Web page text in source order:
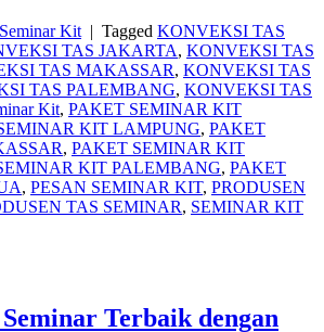
Kit | Tagged KONVEKSI TAS
TAS JAKARTA, KONVEKSI TAS
TAS MAKASSAR, KONVEKSI TAS
TAS PALEMBANG, KONVEKSI TAS
Kit, PAKET SEMINAR KIT
KIT LAMPUNG, PAKET
, PAKET SEMINAR KIT
KIT PALEMBANG, PAKET
, PESAN SEMINAR KIT, PRODUSEN
TAS SEMINAR, SEMINAR KIT
Terbaik dengan